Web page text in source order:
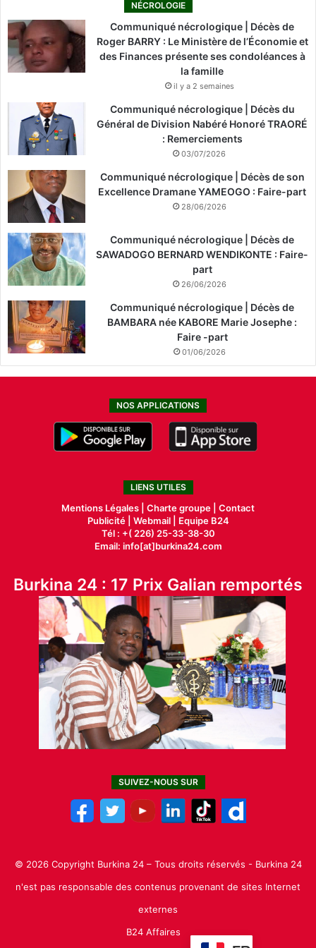
NÉCROLOGIE
Communiqué nécrologique | Décès de
Roger BARRY : Le Ministère de l’Économie et
des Finances présente ses condoléances à
la famille
il y a 2 semaines
Communiqué nécrologique | Décès du
Général de Division Nabéré Honoré TRAORÉ
: Remerciements
03/07/2026
Communiqué nécrologique | Décès de son
Excellence Dramane YAMEOGO : Faire-part
28/06/2026
Communiqué nécrologique | Décès de
SAWADOGO BERNARD WENDIKONTE : Faire-
part
26/06/2026
Communiqué nécrologique | Décès de
BAMBARA née KABORE Marie Josephe :
Faire -part
01/06/2026
NOS APPLICATIONS
LIENS UTILES
Mentions Légales | Charte groupe | Contact
Publicité| Webmail |
Equipe B24
Tél : +( 226) 25-33-38-30
Email: info[at]burkina24.com
Burkina 24 : 17 Prix Galian remportés
SUIVEZ-NOUS SUR
© 2026 Copyright Burkina 24 – Tous droits réservés - Burkina 24
n'est pas responsable des contenus provenant de sites Internet
externes
B24 Affaires